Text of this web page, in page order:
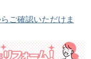
ご確認いただけま